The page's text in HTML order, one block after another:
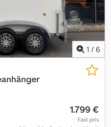
for købet. Vi beder
1 / 6
1.799 €
Fast pris